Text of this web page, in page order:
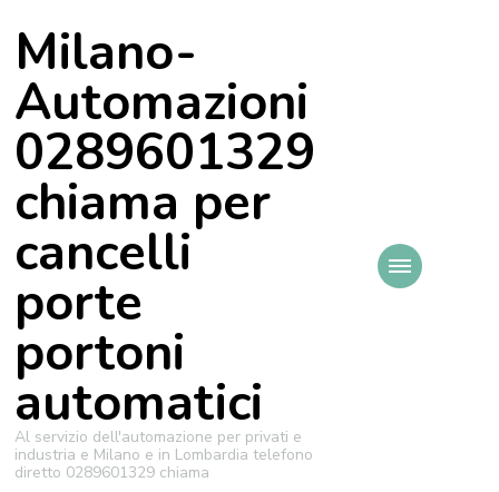
Milano-
Automazioni
0289601329
chiama per
cancelli
porte
portoni
automatici
Al servizio dell'automazione per privati e
industria e Milano e in Lombardia telefono
diretto 0289601329 chiama